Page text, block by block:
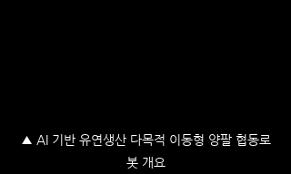
▲ AI 기반 유연생산 다목적 이동형 양팔 협동로
봇 개요